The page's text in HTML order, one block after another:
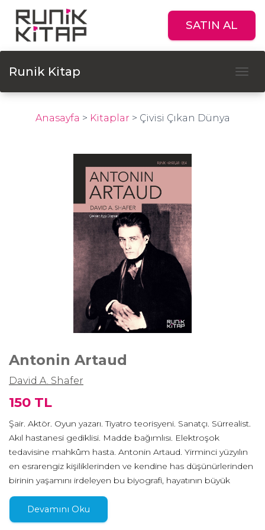
SATIN AL
Runik Kitap
Anasayfa > Kitaplar > Çivisi Çıkan Dünya
Antonin Artaud
David A. Shafer
150 TL
Şair. Aktör. Oyun yazarı. Tiyatro teorisyeni. Sanatçı. Sürrealist.
Akıl hastanesi gediklisi. Madde bağımlısı. Elektroşok
tedavisine mahkûm hasta. Antonin Artaud. Yirminci yüzyılın
en esrarengiz kişiliklerinden ve kendine has düşünürlerinden
birinin yaşamını irdeleyen bu biyografi, hayatının büyük
kısmını soyutlanmış bir hâlde geçirmiş ama döneminin en
etkili kültürel figürleriyle yakın ilişki içinde kalmayı başarmış
Artaud’nun, onların da yardımıyla Fransız sanat dünyasında
Devamını Oku